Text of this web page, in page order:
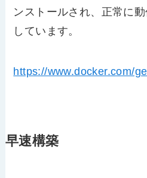
ンストールされ、正常に
しています。
https://www.docker.com/
早速構築